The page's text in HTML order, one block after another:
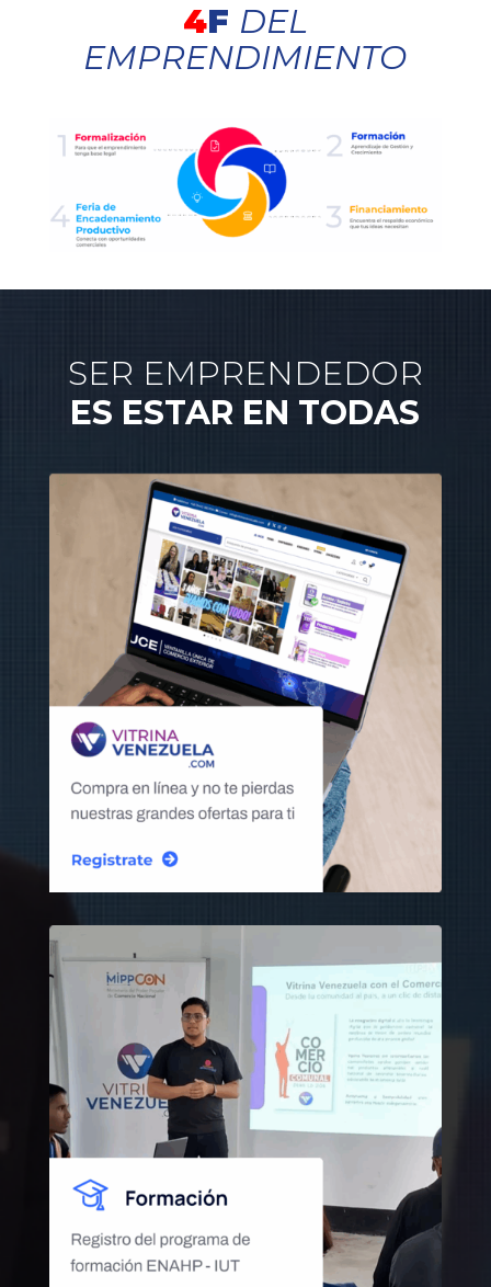
4F DEL
EMPRENDIMIENTO
SER EMPRENDEDOR
ES ESTAR EN TODAS